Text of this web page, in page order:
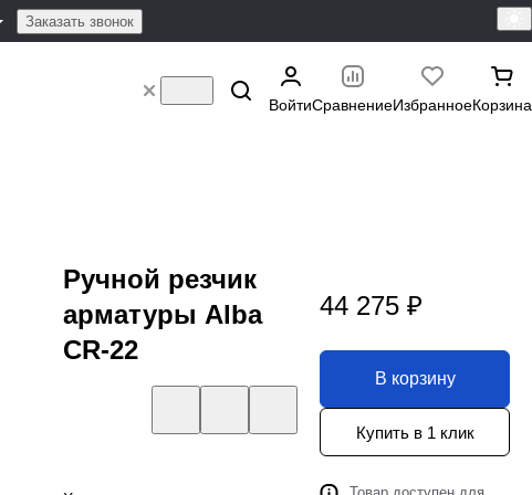
Заказать звонок
ВойтиСравнениеИзбранноеКорзина
Ручной резчик
арматуры Alba
CR-22
44 275 ₽
В корзину
Купить в 1 клик